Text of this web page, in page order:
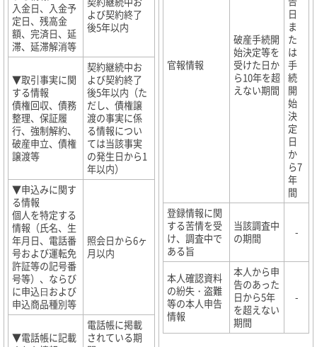
入金日、入金予
定日、残高金
額、完済日、延
滞、延滞解消等
よび契約終了
後5年以内
▼取引事実に関
する情報
債権回収、債務
整理、保証履
行、強制解約、
破産申立、債権
譲渡等
契約継続中お
よび契約終了
後5年以内（た
だし、債権譲
渡の事実に係
る情報につい
ては当該事実
の発生日から1
年以内）
▼申込みに関す
る情報
個人を特定する
情報（氏名、生
年月日、電話番
号および運転免
許証等の記号番
号等）、ならび
に申込⽇および
申込商品種別等
照会日から6ヶ
月以内
▼電話帳に記載
電話帳に掲載
されている期
官報情報
破産手続開
始決定等を
受けた日か
ら10年を超
えない期間
日
ま
た
は
手
続
開
始
決
定
日
か
ら7
年
間
登録情報に関
する苦情を受
け、調査中で
ある旨
当該調査中
の期間
-
本人確認資料
の紛失・盗難
等の本人申告
情報
本人から申
告のあった
日から5年
を超えない
期間
-